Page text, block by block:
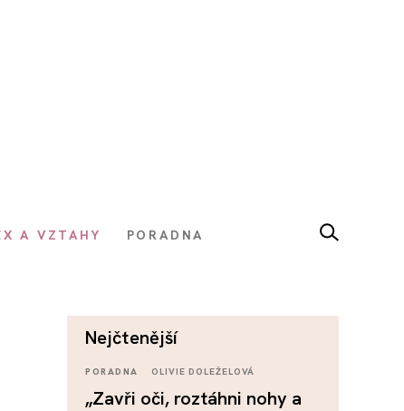
A VZTAHY PORADNA
nejčtenější
PORADNA OLIVIE DOLEŽELOVÁ
„Zavři oči, roztáhni nohy a